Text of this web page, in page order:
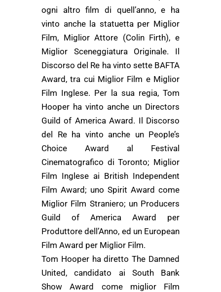
ogni altro film di quell’anno, e ha
vinto anche la statuetta per Miglior
Film, Miglior Attore (Colin Firth), e
Miglior Sceneggiatura Originale. Il
Discorso del Re ha vinto sette BAFTA
Award, tra cui Miglior Film e Miglior
Film Inglese. Per la sua regia, Tom
Hooper ha vinto anche un Directors
Guild of America Award. Il Discorso
del Re ha vinto anche un People’s
Choice Award al Festival
Cinematografico di Toronto; Miglior
Film Inglese ai British Independent
Film Award; uno Spirit Award come
Miglior Film Straniero; un Producers
Guild of America Award per
Produttore dell’Anno, ed un European
Film Award per Miglior Film.
Tom Hooper ha diretto The Damned
United, candidato ai South Bank
Show Award come miglior Film